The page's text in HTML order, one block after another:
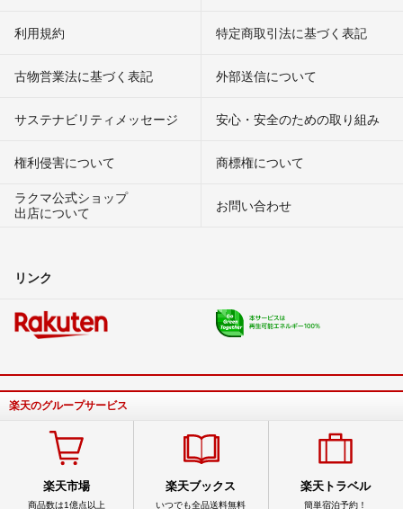
利用規約 特定商取引法に基づく表記
古物営業法に基づく表記 外部送信について
サステナビリティメッセージ 安心・安全のための取り組み
権利侵害について
商標権について
ラクマ公式ショップ
出店について
お問い合わせ
リンク
楽天のグループサービス
楽天市場
商品数は1億点以上
楽天ブックス
いつでも全品送料無料
楽天トラベル
簡単宿泊予約！